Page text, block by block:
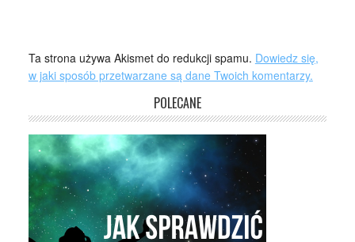
Ta strona używa Akismet do redukcji spamu. Dowiedz się,
w jaki sposób przetwarzane są dane Twoich komentarzy.
POLECANE